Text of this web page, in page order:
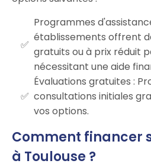
Programmes
établissements offrent
gratuits ou à prix réduit
nécessitant une aide
Évaluations gratuites :
consultations initiales
vos options.
Comment financer
à Toulouse ?